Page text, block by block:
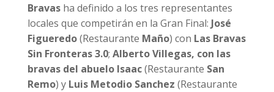
Bravasha definido a los tres representantes
locales que competirán en la Gran Final: José
Figueredo(Restaurante Maño) con Las Bravas
Sin Fronteras 3.0; Alberto Villegas, con las
bravas del abuelo Isaac(Restaurante San
Remo) y Luis Metodio Sanchez (Restaurante